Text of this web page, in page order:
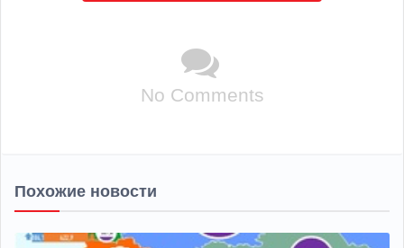
No Comments
Похожие новости